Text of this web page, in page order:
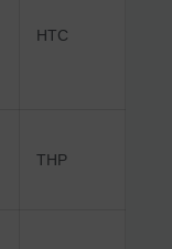
HTC
THP